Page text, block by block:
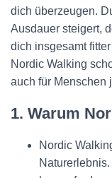
dich überzeugen.
Ausdauer steigert,
dich insgesamt
Nordic Walking
auch für Menschen
1. Warum
Nordic